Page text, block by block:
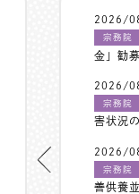
2026/
宗務院
金」勧
2026/
宗務院
害状況
2026/
宗務院
善供養